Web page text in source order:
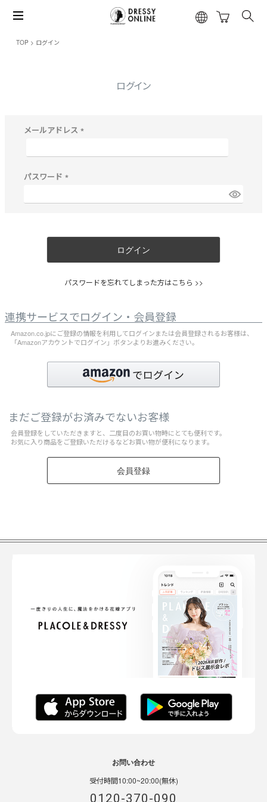
TOP ログイン
ログイン
メールアドレス
必
パスワード
必
ログイン
パスワードを忘れてしまった方はこちら >>
連携サービスでログイン・会員登録
Amazon.co.jpにご登録の情報を利用してログインまたは会員登録されるお客様は、
「Amazonアカウントでログイン」ボタンよりお進みください。
まだご登録がお済みでないお客様
会員登録をしていただきますと、二度目のお買い物時にとても便利です。
お気に入り商品をご登録いただけるなどお買い物が便利になります。
会員登録
お問い合わせ
受付時間10:00~20:00(無休)
0120-370-090